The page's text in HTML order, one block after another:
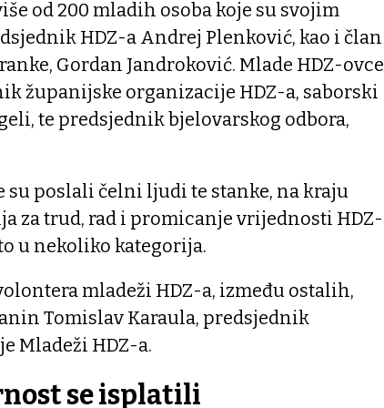
od 200 mladih osoba koje su svojim
HDZ-a Andrej Plenković, kao i član
Gordan Jandroković. Mlade HDZ-ovce
županijske organizacije HDZ-a, saborski
te predsjednik bjelovarskog odbora,
su poslali čelni ljudi te stanke, na kraju
za trud, rad i promicanje vrijednosti HDZ-
u nekoliko kategorija.
mladeži HDZ-a, između ostalih,
Tomislav Karaula, predsjednik
Mladeži HDZ-a.
se isplatili